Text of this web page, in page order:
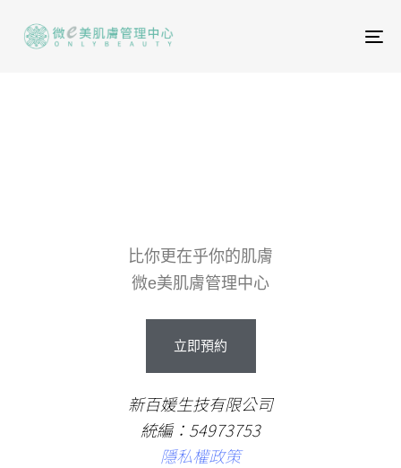
比你更在乎你的肌膚
微e美肌膚管理中心
立即預約
新百媛生技有限公司
統編：54973753
隱私權政策